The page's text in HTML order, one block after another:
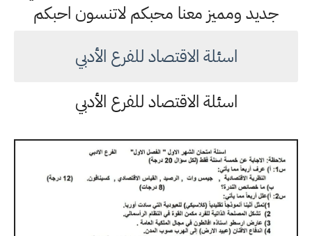
جديد ومميز معنا محبكم لاتنسون احبكم
اسئلة الاقتصاد للفرع الأدبي
اسئلة الاقتصاد للفرع الأدبي